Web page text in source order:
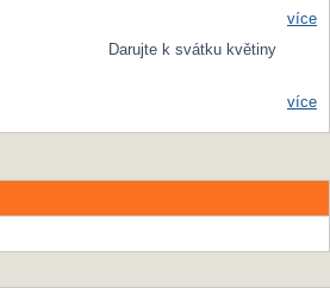
více
Darujte k svátku květiny
více